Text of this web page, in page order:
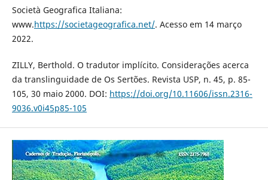
Società Geografica Italiana:
www.https://societageografica.net/. Acesso em 14 março
2022.
ZILLY, Berthold. O tradutor implícito. Considerações acerca
da translinguidade de Os Sertões. Revista USP, n. 45, p. 85-
105, 30 maio 2000. DOI: https://doi.org/10.11606/issn.2316-
9036.v0i45p85-105